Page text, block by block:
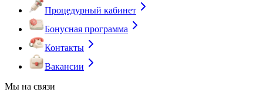
Процедурный кабинет
Бонусная программа
Контакты
Вакансии
Мы на связи